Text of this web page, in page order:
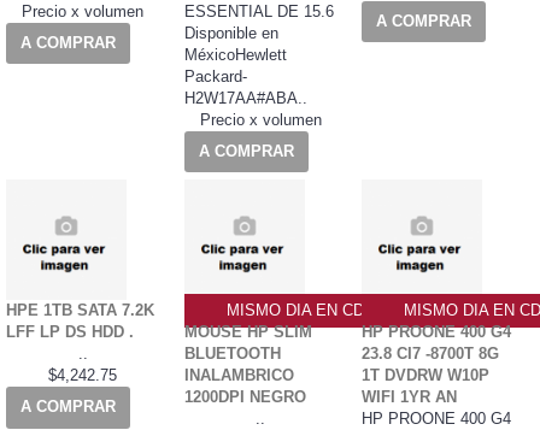
Precio x volumen
A COMPRAR
ESSENTIAL DE 15.6
Disponible en
MéxicoHewlett
Packard-
H2W17AA#ABA..
Precio x volumen
A COMPRAR
A COMPRAR
HPE 1TB SATA 7.2K
LFF LP DS HDD .
..
$4,242.75
A COMPRAR
MISMO DIA EN CDMX
MOUSE HP SLIM
BLUETOOTH
INALAMBRICO
1200DPI NEGRO
..
MISMO DIA EN
HP PROONE 400 G4
23.8 CI7 -8700T 8G
1T DVDRW W10P
WIFI 1YR AN
HP PROONE 400 G4